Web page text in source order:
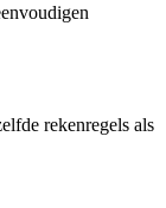
rekenregels als